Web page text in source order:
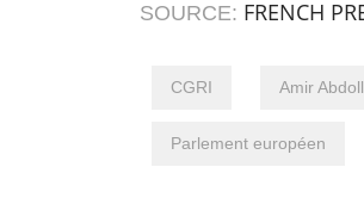
SOURCE: FRENCH
CGRI Amir
Parlement européen